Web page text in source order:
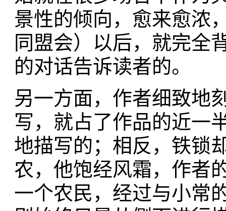
景性的倾向，愈来愈浓
同盟会）以后，就完全
的对话告诉读者的。
另一方面，作者细致地
写，就占了作品的近一
地描写的；相反，铁锁
农，他饱经风霜，作者
一个农民，经过与小常